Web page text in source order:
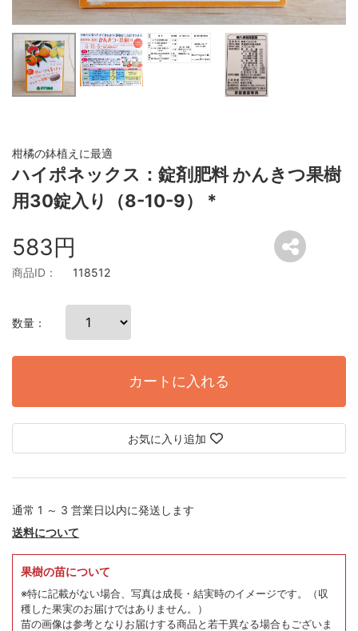
柑橘の鉢植えに最適
ハイポネックス：錠剤肥料 かんきつ果樹
用30錠入り（8-10-9） *
583円
商品ID： 118512
数量：
カートに入れる
お気に入り追加
通常 1 ～ 3 営業日以内に発送します
送料について
果樹の苗について
※特に記載がない場合、写真は成長・結実時のイメージです。
（収
穫した果実のお届けではありません。）
苗の画像は参考となりお届けする商品と若干異なる場合もございま